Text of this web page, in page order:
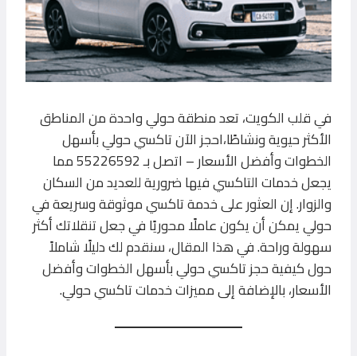
في قلب الكويت، تعد منطقة حولي واحدة من المناطق
الأكثر حيوية ونشاطًا،احجز الآن تاكسي حولي بأسهل
الخطوات وأفضل الأسعار – اتصل بـ 55226592 مما
يجعل خدمات التاكسي فيها ضرورية للعديد من السكان
والزوار. إن العثور على خدمة تاكسي موثوقة وسريعة في
حولي يمكن أن يكون عاملًا محوريًا في جعل تنقلاتك أكثر
سهولة وراحة. في هذا المقال، سنقدم لك دليلًا شاملاً
حول كيفية حجز تاكسي حولي بأسهل الخطوات وأفضل
الأسعار، بالإضافة إلى مميزات خدمات تاكسي حولي.